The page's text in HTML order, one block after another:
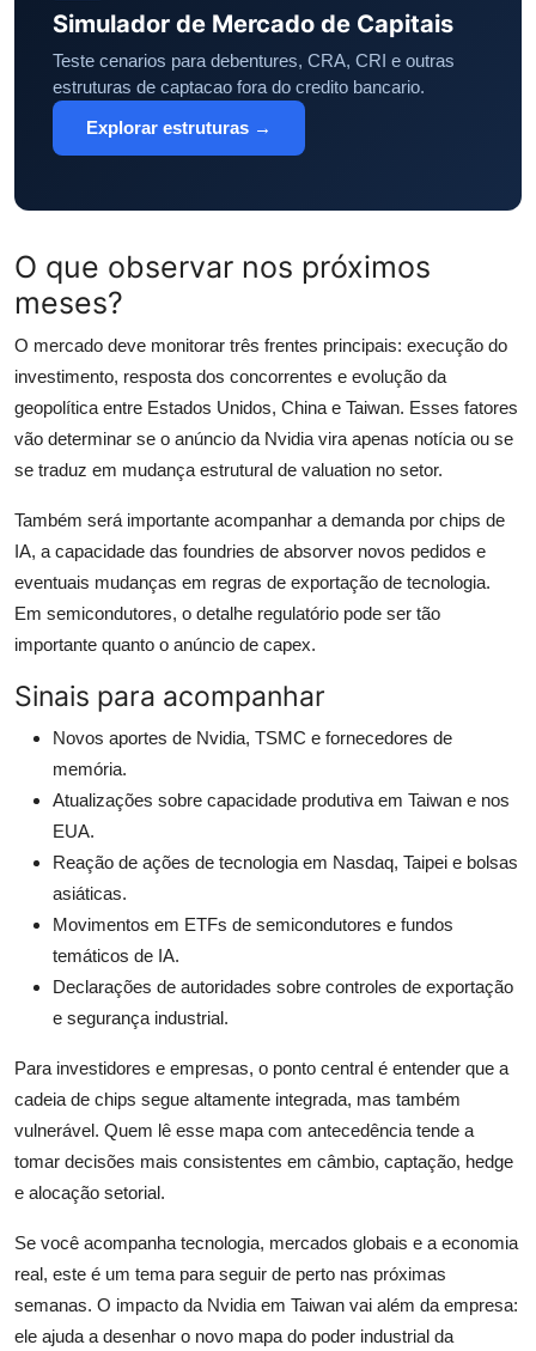
Simulador de Mercado de Capitais
Teste cenarios para debentures, CRA, CRI e outras
estruturas de captacao fora do credito bancario.
Explorar estruturas →
O que observar nos próximos
meses?
O mercado deve monitorar três frentes principais: execução do
investimento, resposta dos concorrentes e evolução da
geopolítica entre Estados Unidos, China e Taiwan. Esses fatores
vão determinar se o anúncio da Nvidia vira apenas notícia ou se
se traduz em mudança estrutural de valuation no setor.
Também será importante acompanhar a demanda por chips de
IA, a capacidade das foundries de absorver novos pedidos e
eventuais mudanças em regras de exportação de tecnologia.
Em semicondutores, o detalhe regulatório pode ser tão
importante quanto o anúncio de capex.
Sinais para acompanhar
Novos aportes de Nvidia, TSMC e fornecedores de
memória.
Atualizações sobre capacidade produtiva em Taiwan e nos
EUA.
Reação de ações de tecnologia em Nasdaq, Taipei e bolsas
asiáticas.
Movimentos em ETFs de semicondutores e fundos
temáticos de IA.
Declarações de autoridades sobre controles de exportação
e segurança industrial.
Para investidores e empresas, o ponto central é entender que a
cadeia de chips segue altamente integrada, mas também
vulnerável. Quem lê esse mapa com antecedência tende a
tomar decisões mais consistentes em câmbio, captação, hedge
e alocação setorial.
Se você acompanha tecnologia, mercados globais e a economia
real, este é um tema para seguir de perto nas próximas
semanas. O impacto da Nvidia em Taiwan vai além da empresa:
ele ajuda a desenhar o novo mapa do poder industrial da